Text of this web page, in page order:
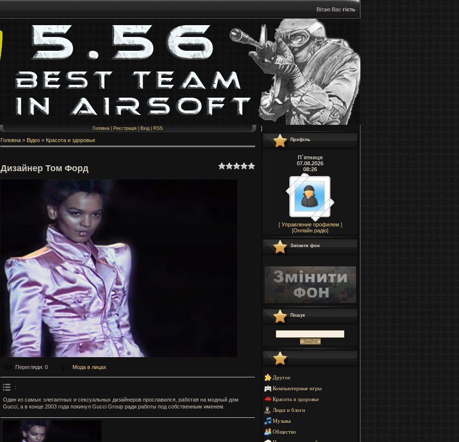
Вітаю Вас гість
Головна Реєстрація Вхід RSS
Головна » Відео » Красота и здоровье
Дизайнер Том Форд
Перегляди: 0 Мода в лицах
:
Один из самых элегантных и сексуальных дизайнеров прославился, работая на модный дом
Gucci, а в конце 2003 года покинул Gucci Group ради работы под собственным именем.
]
Профіль
П`ятниця
07.08.2026
08:26
[ Управление профилем ]
[Онлайн радіо]
Змінити фон
Пошук
Другое
Компьютерные игры
Красота и здоровье
Люди и блоги
Музыка
Общество